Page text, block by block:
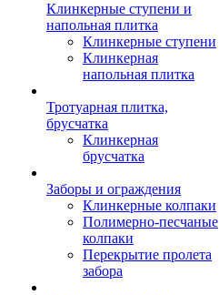
Клинкерные ступени и
напольная плитка
Клинкерные ступени
Клинкерная
напольная плитка
Тротуарная плитка,
брусчатка
Клинкерная
брусчатка
Заборы и ограждения
Клинкерные колпаки
Полимерно-песчаные
колпаки
Перекрытие пролета
забора